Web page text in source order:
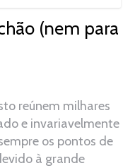
(nem para
reúnem milhares
e invariavelmente
os pontos de
à grande